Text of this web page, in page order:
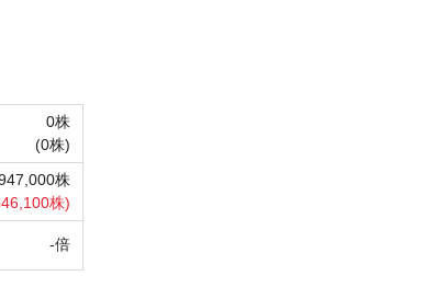
0株
(0株)
株
株)
-倍